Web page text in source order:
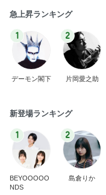
急上昇ランキング
1
デーモン閣下
2
片岡愛之助
新登場ランキング
1
BEYOOOOO
NDS
2
島倉りか